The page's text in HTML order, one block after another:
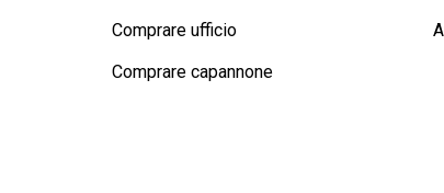
Comprare ufficio
Comprare capannone